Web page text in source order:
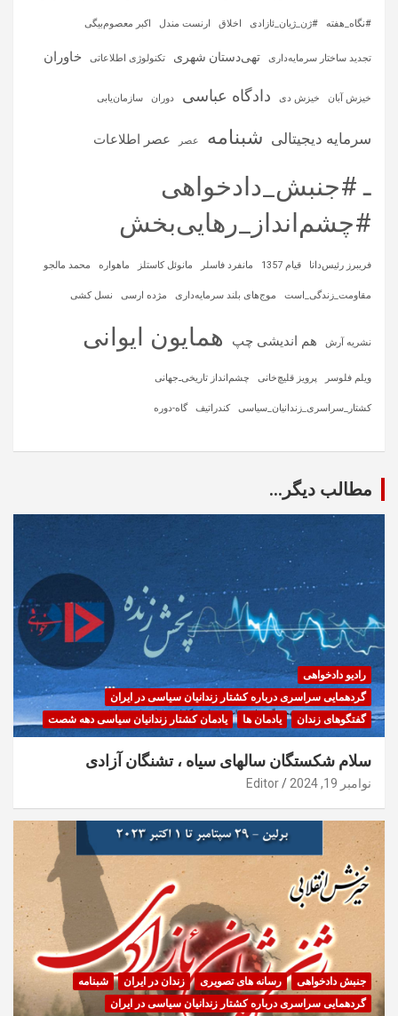
#نگاه_هفته #ژن_ژیان_ئازادی اخلاق ارنست مندل اکبر معصوم‌بیگی
تجدید ساختار سرمایه‌داری تهی‌دستان شهری تکنولوژی اطلاعاتی خاوران
خیزش آبان خیزش دی دادگاه عباسی دوران سازمان‌یابی
سرمایه‌ دیجیتالی شبنامه عصر عصر اطلاعات
ـ #جنبش_دادخواهی
#چشم‌انداز_رهایی‌بخش
فریبرز رئیس‌دانا قیام 1357 مانفرد فاسلر مانوئل کاستلز ماهواره‌ محمد مالجو
مقاومت_زندگی_است موج‌های بلند سرمایه‌داری مژده ارسی نسل کشی
نشریه آرش هم اندیشی چپ همایون ایوانی
ویلم فلوسر پرویز قلیچ‌خانی چشم‌انداز تاریخی‌ـ‌جهانی
کشتار_سراسری_زندانیان_سیاسی کندراتیف گاه-دوره
مطالب دیگر...
رادیو دادخواهی
گردهمایی سراسری درباره کشتار زندانیان سیاسی در ایران
گفتگوهای زندان
یادمان ها یادمان کشتار زندانیان سیاسی دهه شصت
سلام شکستگان سالهای سیاه ، تشنگان آزادی
نوامبر 19, 2024 Editor
جنبش دادخواهی رسانه های تصویری زندان در ایران
شبنامه
گردهمایی سراسری درباره کشتار زندانیان سیاسی در ایران